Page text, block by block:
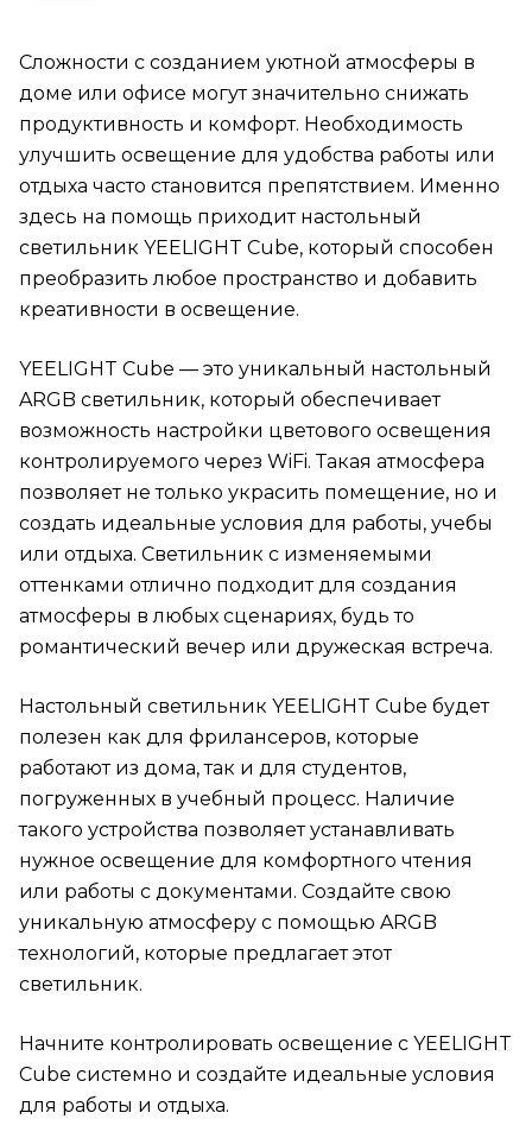
Сложности с созданием уютной атмосферы в
доме или офисе могут значительно снижать
продуктивность и комфорт. Необходимость
улучшить освещение для удобства работы или
отдыха часто становится препятствием. Именно
здесь на помощь приходит настольный
светильник YEELIGHT Cube, который способен
преобразить любое пространство и добавить
креативности в освещение.
YEELIGHT Cube — это уникальный настольный
ARGB светильник, который обеспечивает
возможность настройки цветового освещения
контролируемого через WiFi. Такая атмосфера
позволяет не только украсить помещение, но и
создать идеальные условия для работы, учебы
или отдыха. Светильник с изменяемыми
оттенками отлично подходит для создания
атмосферы в любых сценариях, будь то
романтический вечер или дружеская встреча.
Настольный светильник YEELIGHT Cube будет
полезен как для фрилансеров, которые
работают из дома, так и для студентов,
погруженных в учебный процесс. Наличие
такого устройства позволяет устанавливать
нужное освещение для комфортного чтения
или работы с документами. Создайте свою
уникальную атмосферу с помощью ARGB
технологий, которые предлагает этот
светильник.
Начните контролировать освещение с YEELIGHT
Cube системно и создайте идеальные условия
для работы и отдыха.